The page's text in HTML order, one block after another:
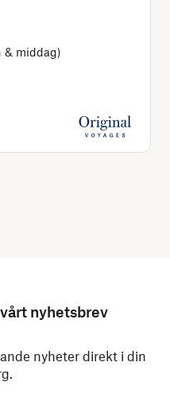
& middag)
nyhetsbrev
nyheter direkt i din